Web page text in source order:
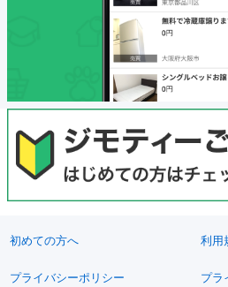
初めての方へ 利用
プライバシーポリシー プラ